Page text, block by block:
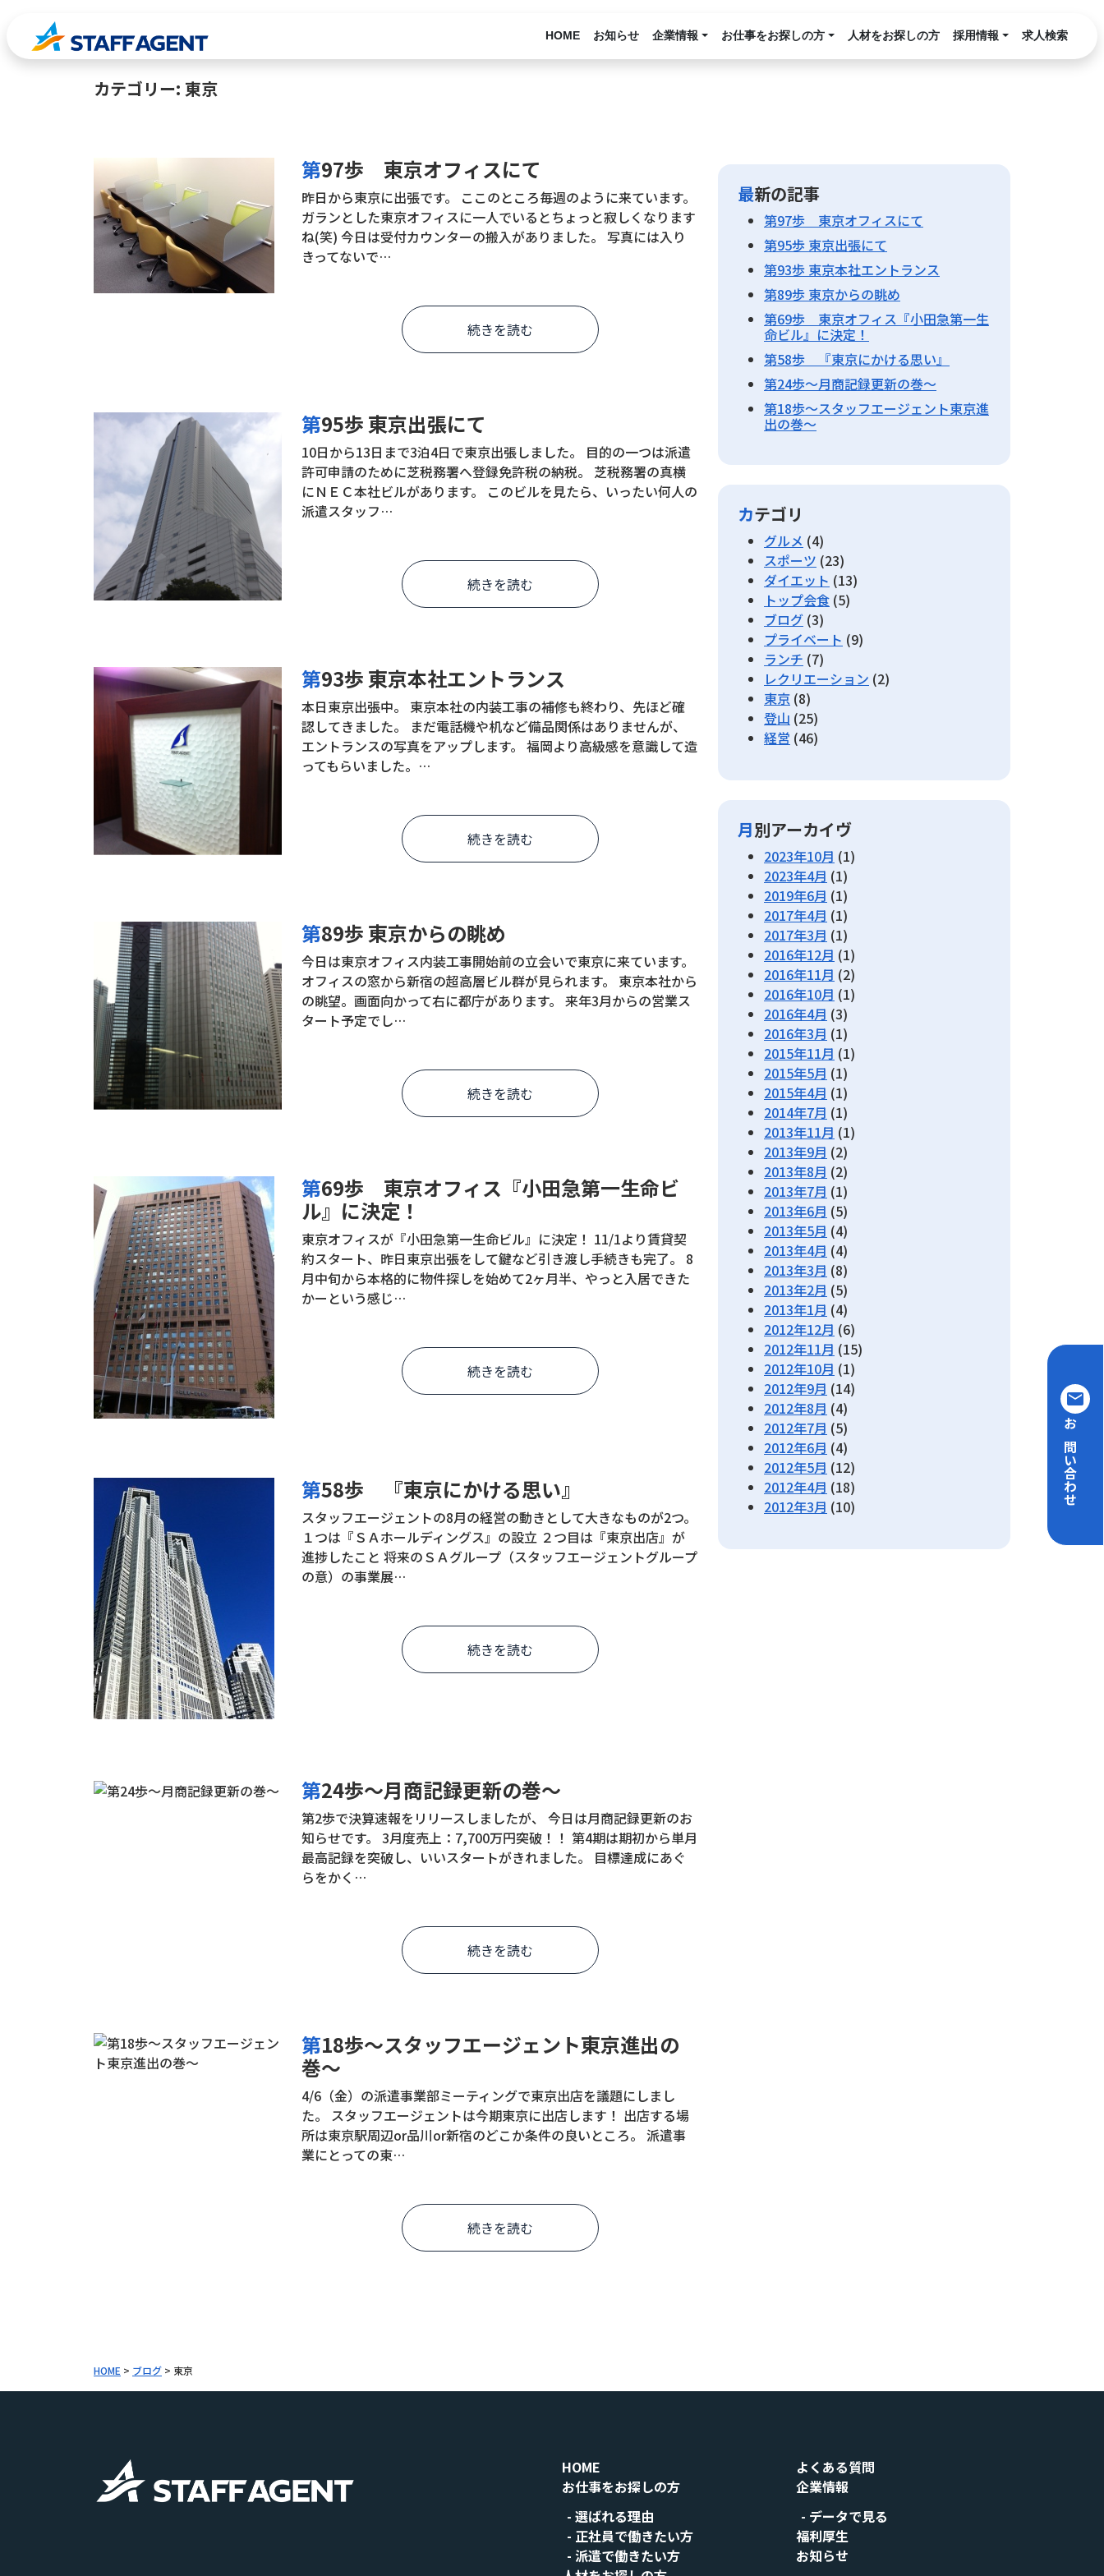
コンテンツへスキップ
HOME お知らせ 企業情報 お仕事をお探しの方 人材をお探しの方 採用情報 求人検索
カテゴリー: 東京
第97歩 東京オフィスにて
昨日から東京に出張です。 ここのところ毎週のように来ています。
ガランとした東京オフィスに一人でいるとちょっと寂しくなります
ね(笑) 今日は受付カウンターの搬入がありました。 写真には入り
きってないで…
続きを読む
第95歩 東京出張にて
10日から13日まで3泊4日で東京出張しました。 目的の一つは派遣
許可申請のために芝税務署へ登録免許税の納税。 芝税務署の真横
にＮＥＣ本社ビルがあります。 このビルを見たら、いったい何人の
派遣スタッフ…
続きを読む
第93歩 東京本社エントランス
本日東京出張中。 東京本社の内装工事の補修も終わり、先ほど確
認してきました。 まだ電話機や机など備品関係はありませんが、
エントランスの写真をアップします。 福岡より高級感を意識して造
ってもらいました。…
続きを読む
第89歩 東京からの眺め
今日は東京オフィス内装工事開始前の立会いで東京に来ています。
オフィスの窓から新宿の超高層ビル群が見られます。 東京本社から
の眺望。画面向かって右に都庁があります。 来年3月からの営業ス
タート予定でし…
続きを読む
第69歩 東京オフィス『小田急第一生命ビ
ル』に決定！
東京オフィスが『小田急第一生命ビル』に決定！ 11/1より賃貸契
約スタート、昨日東京出張をして鍵など引き渡し手続きも完了。 8
月中旬から本格的に物件探しを始めて2ヶ月半、やっと入居できた
かーという感じ…
続きを読む
第58歩 『東京にかける思い』
スタッフエージェントの8月の経営の動きとして大きなものが2つ。
１つは『ＳＡホールディングス』の設立 ２つ目は『東京出店』が
進捗したこと 将来のＳＡグループ（スタッフエージェントグループ
の意）の事業展…
続きを読む
第24歩～月商記録更新の巻～
第2歩で決算速報をリリースしましたが、 今日は月商記録更新のお
知らせです。 3月度売上：7,700万円突破！！ 第4期は期初から単月
最高記録を突破し、いいスタートがきれました。 目標達成にあぐ
らをかく…
続きを読む
第18歩～スタッフエージェント東京進出の
巻～
4/6（金）の派遣事業部ミーティングで東京出店を議題にしまし
た。 スタッフエージェントは今期東京に出店します！ 出店する場
所は東京駅周辺or品川or新宿のどこか条件の良いところ。 派遣事
業にとっての東…
続きを読む
最新の記事
第97歩 東京オフィスにて
第95歩 東京出張にて
第93歩 東京本社エントランス
第89歩 東京からの眺め
第69歩 東京オフィス『小田急第一生
命ビル』に決定！
第58歩 『東京にかける思い』
第24歩～月商記録更新の巻～
第18歩～スタッフエージェント東京進
出の巻～
カテゴリ
グルメ (4)
スポーツ (23)
ダイエット (13)
トップ会食 (5)
ブログ (3)
プライベート (9)
ランチ (7)
レクリエーション (2)
東京 (8)
登山 (25)
経営 (46)
月別アーカイヴ
2023年10月 (1)
2023年4月 (1)
2019年6月 (1)
2017年4月 (1)
2017年3月 (1)
2016年12月 (1)
2016年11月 (2)
2016年10月 (1)
2016年4月 (3)
2016年3月 (1)
2015年11月 (1)
2015年5月 (1)
2015年4月 (1)
2014年7月 (1)
2013年11月 (1)
2013年9月 (2)
2013年8月 (2)
2013年7月 (1)
2013年6月 (5)
2013年5月 (4)
2013年4月 (4)
2013年3月 (8)
2013年2月 (5)
2013年1月 (4)
2012年12月 (6)
2012年11月 (15)
2012年10月 (1)
2012年9月 (14)
2012年8月 (4)
2012年7月 (5)
2012年6月 (4)
2012年5月 (12)
2012年4月 (18)
2012年3月 (10)
HOME > ブログ > 東京
HOME
お仕事をお探しの方
選ばれる理由
正社員で働きたい方
派遣で働きたい方
よくある質問
企業情報
データで見る
福利厚生
お知らせ
email
お問い合わせ